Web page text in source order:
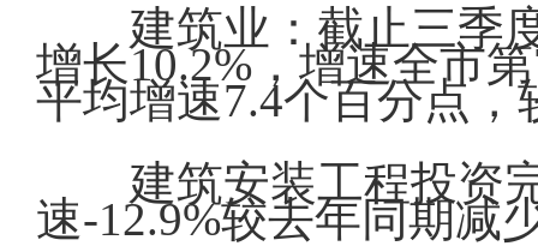
建筑业：截止三季
增长10.2%，增速全市
平均增速7.4个百分点
建筑安装工程投资
速-12.9%较去年同期减